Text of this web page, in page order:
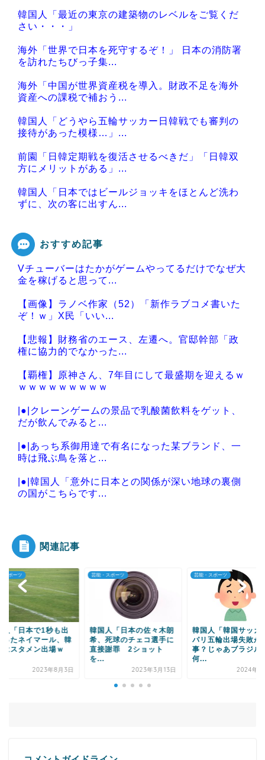
韓国人「最近の東京の建築物のレベルをご覧くだ
さい・・・」
海外「世界で日本を死守するぞ！」 日本の消防署
を訪れたちびっ子集...
海外「中国が世界資産税を導入。財政不足を海外
資産への課税で補おう...
韓国人「どうやら五輪サッカー日韓戦でも審判の
接待があった模様…」...
前園「日韓定期戦を復活させるべきだ」「日韓双
方にメリットがある」...
韓国人「日本ではビールジョッキをほとんど洗わ
ずに、次の客に出すん...
Powered by livedoor 相互RSS
おすすめ記事
Vチューバーはたかがゲームやってるだけでなぜ大
金を稼げると思って...
【画像】ラノベ作家（52）「新作ラブコメ書いた
ぞ！ｗ」X民「いい...
【悲報】財務省のエース、左遷へ。官邸幹部「政
権に協力的でなかった...
【覇権】原神さん、7年目にして最盛期を迎えるｗ
ｗｗｗｗｗｗｗｗｗ
|●|クレーンゲームの景品で乳酸菌飲料をゲット、
だが飲んでみると...
|●|あっち系御用達で有名になった某ブランド、一
時は飛ぶ鳥を落と...
|●|韓国人「意外に日本との関係が深い地球の裏側
の国がこちらです...
Powered by livedoor 相互RSS
関連記事
スポーツ
人「日本で1秒も出
ったネイマール、韓
はスタメン出場ｗ
2023年8月3日
芸能・スポーツ
韓国人「日本の佐々木朗
希、死球のチェコ選手に
直接謝罪 2ショット
を...
2023年3月13日
芸能・スポーツ
韓国人「韓国サッカ
パリ五輪出場失敗が
事？じゃあブラジル
何...
2024年5